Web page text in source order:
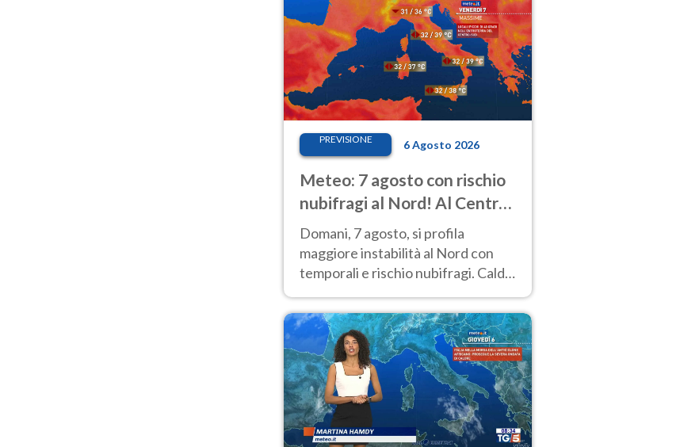
PREVISIONE 6 Agosto 2026
Meteo: 7 agosto con rischio
nubifragi al Nord! Al Centro-
Sud caldo estremo
Domani, 7 agosto, si profila
maggiore instabilità al Nord con
temporali e rischio nubifragi. Caldo
previsioni.